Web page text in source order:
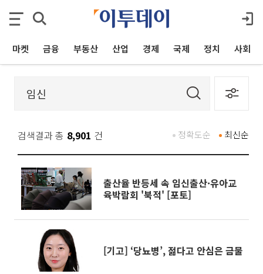
마켓 금융 부동산 산업 경제 국제 정치 사회
검색결과 총 8,901 건 최신순
정확도순
출산율 반등세 속 임신출산·유아교
육박람회 '북적' [포토]
[기고] ‘당뇨병’, 젊다고 안심은 금물